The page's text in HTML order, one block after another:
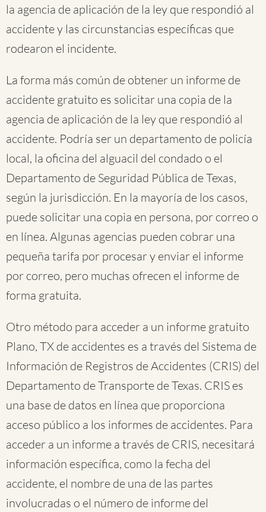
la agencia de aplicación de la ley que respondió al
accidente y las circunstancias específicas que
rodearon el incidente.
La forma más común de obtener un informe de
accidente gratuito es solicitar una copia de la
agencia de aplicación de la ley que respondió al
accidente. Podría ser un departamento de policía
local, la oficina del alguacil del condado o el
Departamento de Seguridad Pública de Texas,
según la jurisdicción. En la mayoría de los casos,
puede solicitar una copia en persona, por correo o
en línea. Algunas agencias pueden cobrar una
pequeña tarifa por procesar y enviar el informe
por correo, pero muchas ofrecen el informe de
forma gratuita.
Otro método para acceder a un informe gratuito
Plano, TX de accidentes es a través del Sistema de
Información de Registros de Accidentes (CRIS) del
Departamento de Transporte de Texas. CRIS es
una base de datos en línea que proporciona
acceso público a los informes de accidentes. Para
acceder a un informe a través de CRIS, necesitará
información específica, como la fecha del
accidente, el nombre de una de las partes
involucradas o el número de informe del